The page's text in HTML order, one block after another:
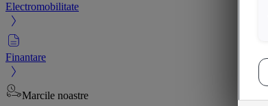
Electromobilitate
Finantare
Marcile noastre